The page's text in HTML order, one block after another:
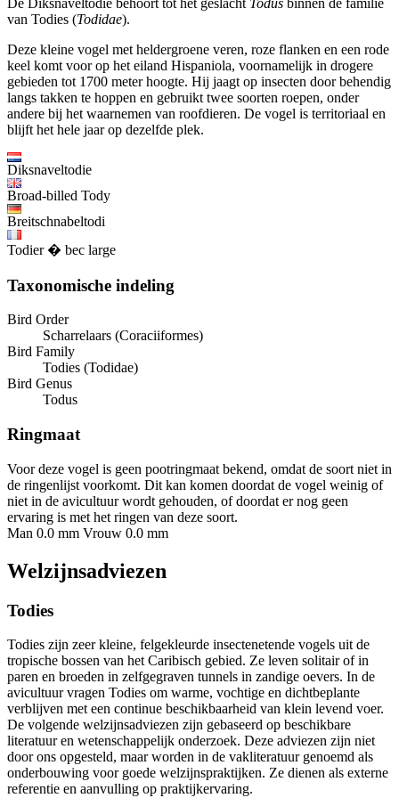
De Diksnaveltodie behoort tot het geslacht Todus binnen de familie
van Todies (Todidae).
Deze kleine vogel met heldergroene veren, roze flanken en een rode
keel komt voor op het eiland Hispaniola, voornamelijk in drogere
gebieden tot 1700 meter hoogte. Hij jaagt op insecten door behendig
langs takken te hoppen en gebruikt twee soorten roepen, onder
andere bij het waarnemen van roofdieren. De vogel is territoriaal en
blijft het hele jaar op dezelfde plek.
Diksnaveltodie
Broad-billed Tody
Breitschnabeltodi
Todier � bec large
Taxonomische indeling
Bird Order
Scharrelaars (Coraciiformes)
Bird Family
Todies (Todidae)
Bird Genus
Todus
Ringmaat
Voor deze vogel is geen pootringmaat bekend, omdat de soort niet in
de ringenlijst voorkomt. Dit kan komen doordat de vogel weinig of
niet in de avicultuur wordt gehouden, of doordat er nog geen
ervaring is met het ringen van deze soort.
Man 0.0 mm Vrouw 0.0 mm
Welzijnsadviezen
Todies
Todies zijn zeer kleine, felgekleurde insectenetende vogels uit de
tropische bossen van het Caribisch gebied. Ze leven solitair of in
paren en broeden in zelfgegraven tunnels in zandige oevers. In de
avicultuur vragen Todies om warme, vochtige en dichtbeplante
verblijven met een continue beschikbaarheid van klein levend voer.
De volgende welzijnsadviezen zijn gebaseerd op beschikbare
literatuur en wetenschappelijk onderzoek. Deze adviezen zijn niet
door ons opgesteld, maar worden in de vakliteratuur genoemd als
onderbouwing voor goede welzijnspraktijken. Ze dienen als externe
referentie en aanvulling op praktijkervaring.